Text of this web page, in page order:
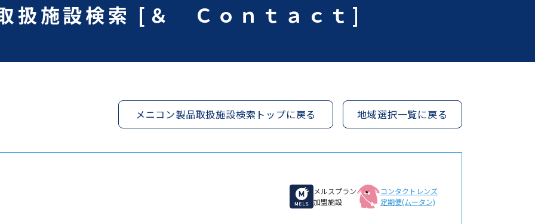
扱施設検索 [＆ Ｃｏｎｔａｃｔ]
メニコン製品取扱施設検索トップに戻る 地域選択一覧に戻る
メルスプラン
加盟施設
コンタクトレンズ
定期便(ムータン)